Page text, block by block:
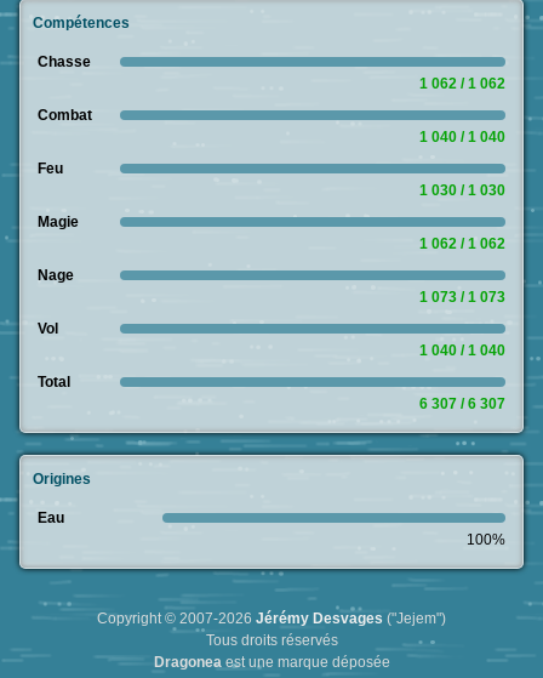
Compétences
Chasse
1 062 / 1 062
Combat
1 040 / 1 040
Feu
1 030 / 1 030
Magie
1 062 / 1 062
Nage
1 073 / 1 073
Vol
1 040 / 1 040
Total
6 307 / 6 307
Origines
Eau
100%
Copyright © 2007-2026 Jérémy Desvages ("Jejem")
Tous droits réservés
Dragoneaest une marque déposée